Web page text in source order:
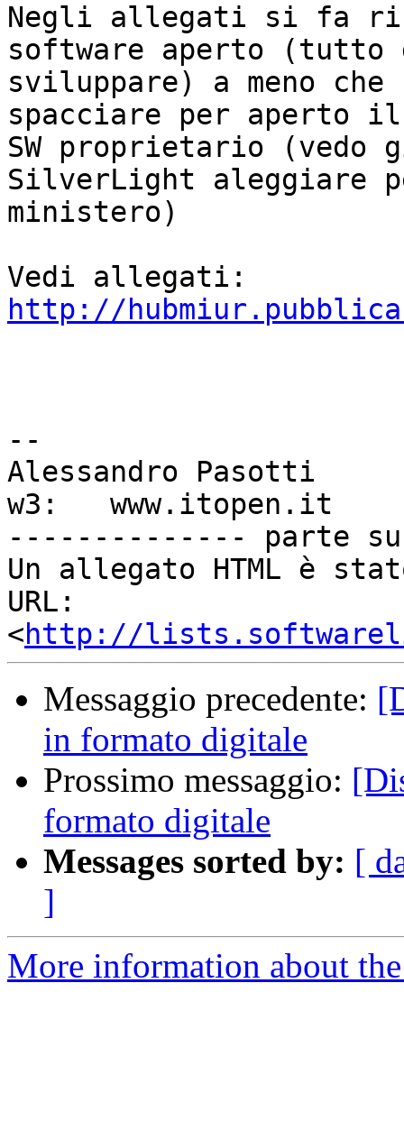
Negli allegati si fa
software aperto (tutto
sviluppare) a meno
spacciare per aperto
SW proprietario (vedo
SilverLight aleggiare
ministero)
http://
--
Alessandro Pasotti
w3:   www.itopen.it
-------------- parte
Un allegato HTML è
URL:
<http://
Messaggio precedente:
in formato digitale
Prossimo messaggio:
formato digitale
Messages sorted by: [
]
More information about